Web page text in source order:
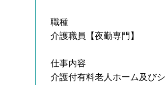
職種
介護職員【夜勤専門】
仕事内容
介護付有料老人ホーム及び